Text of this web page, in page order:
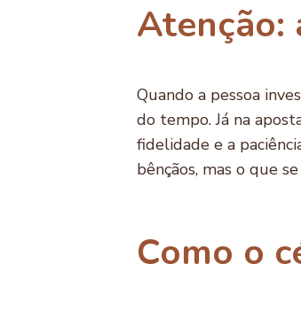
Atenção:
Quando a pessoa
do tempo. Já na
fidelidade e a
bênçãos, mas o que
Como o